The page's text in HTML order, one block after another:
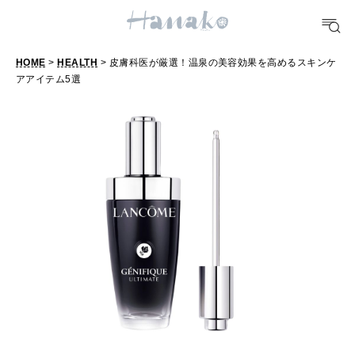
FORTUNE
明日のわたし
[12星座別] Monthly Love Holoscope
女神まり愛のタロットメッセージ
算命学がわかる今月のあなた
LEARN
知る、考える
MAMA
ママもいろいろ
皮
HOME > HEALTH > 皮膚科医が厳選！温泉の美容効果を高めるスキンケ
アアイテム5選